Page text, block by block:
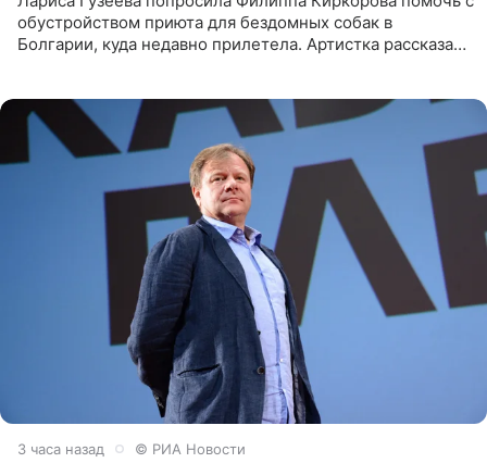
обустройством приюта для бездомных собак в
Болгарии, куда недавно прилетела. Артистка рассказала
3 часа назад © РИА Новости